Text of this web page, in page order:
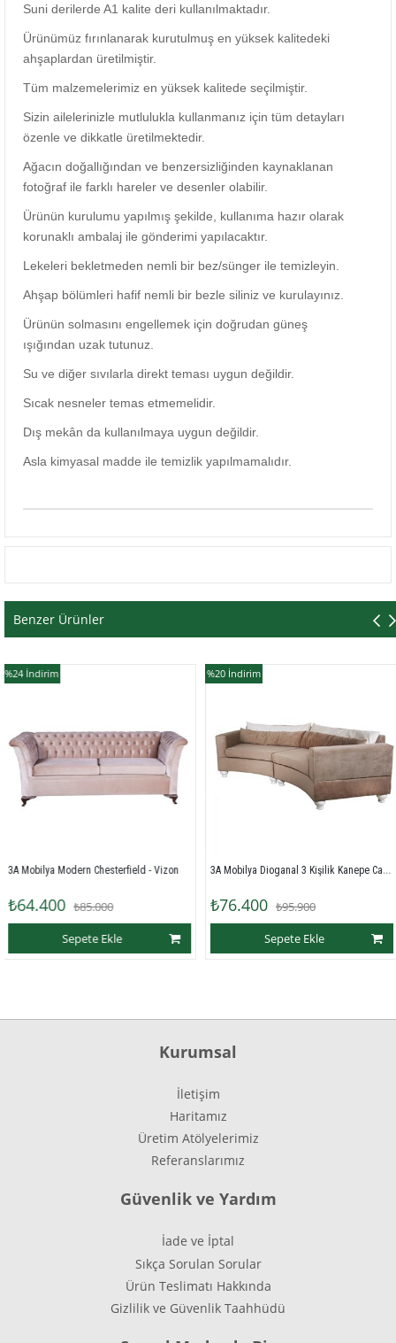
Suni derilerde A1 kalite deri kullanılmaktadır.
Ürünümüz fırınlanarak kurutulmuş en yüksek kalitedeki
ahşaplardan üretilmiştir.
Tüm malzemelerimiz en yüksek kalitede seçilmiştir.
Sizin ailelerinizle mutlulukla kullanmanız için tüm detayları
özenle ve dikkatle üretilmektedir.
Ağacın doğallığından ve benzersizliğinden kaynaklanan
fotoğraf ile farklı hareler ve desenler olabilir.
Ürünün kurulumu yapılmış şekilde, kullanıma hazır olarak
korunaklı ambalaj ile gönderimi yapılacaktır.
Lekeleri bekletmeden nemli bir bez/sünger ile temizleyin.
Ahşap bölümleri hafif nemli bir bezle siliniz ve kurulayınız.
Ürünün solmasını engellemek için doğrudan güneş
ışığından uzak tutunuz.
Su ve diğer sıvılarla direkt teması uygun değildir.
Sıcak nesneler temas etmemelidir.
Dış mekân da kullanılmaya uygun değildir.
Asla kimyasal madde ile temizlik yapılmamalıdır.
Benzer Ürünler
Chesterfield - Vizon 3A Mobilya Dioganal 3 Kişilik Kanepe Cappuccino
₺95.900
Kurumsal
İletişim
Haritamız
Üretim Atölyelerimiz
Referanslarımız
Güvenlik ve Yardım
İade ve İptal
Sıkça Sorulan Sorular
Ürün Teslimatı Hakkında
Gizlilik ve Güvenlik Taahhüdü